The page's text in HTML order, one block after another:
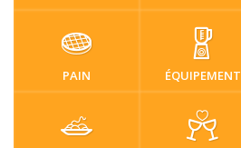
PAIN ÉQUIPEMENT